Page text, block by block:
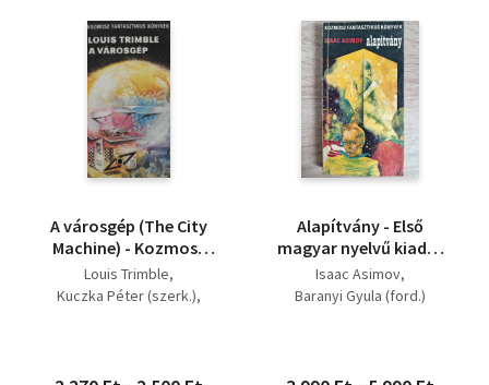
A városgép (The City
Machine) - Kozmosz
Fantasztikus Könyvek;
Baranyi Gyula
Louis Trimble
Kuczka Péter (szerk.)
Alapítvány - Első
magyar nyelvű kiadás
kiadás! (Kozmosz
Fantasztikus Könyvek;
Isaac Asimov
Baranyi Gyula (ford.)